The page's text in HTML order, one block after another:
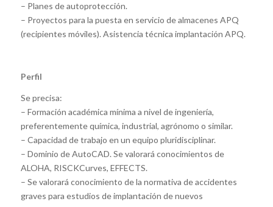
– Planes de autoprotección.
– Proyectos para la puesta en servicio de almacenes APQ
(recipientes móviles). Asistencia técnica implantación APQ.
Perfil
Se precisa:
– Formación académica mínima a nivel de ingeniería,
preferentemente química, industrial, agrónomo o similar.
– Capacidad de trabajo en un equipo pluridisciplinar.
– Dominio de AutoCAD. Se valorará conocimientos de
ALOHA, RISCKCurves, EFFECTS.
– Se valorará conocimiento de la normativa de accidentes
graves para estudios de implantación de nuevos